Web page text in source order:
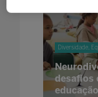
Diversidade,
desafios